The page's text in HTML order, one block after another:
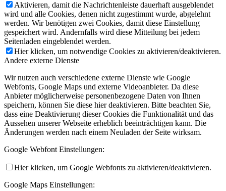
Aktivieren, damit die Nachrichtenleiste dauerhaft ausgeblendet
wird und alle Cookies, denen nicht zugestimmt wurde, abgelehnt
werden. Wir benötigen zwei Cookies, damit diese Einstellung
gespeichert wird. Andernfalls wird diese Mitteilung bei jedem
Seitenladen eingeblendet werden.
Hier klicken, um notwendige Cookies zu aktivieren/deaktivieren.
Andere externe Dienste
Wir nutzen auch verschiedene externe Dienste wie Google
Webfonts, Google Maps und externe Videoanbieter. Da diese
Anbieter möglicherweise personenbezogene Daten von Ihnen
speichern, können Sie diese hier deaktivieren. Bitte beachten Sie,
dass eine Deaktivierung dieser Cookies die Funktionalität und das
Aussehen unserer Webseite erheblich beeinträchtigen kann. Die
Änderungen werden nach einem Neuladen der Seite wirksam.
Google Webfont Einstellungen:
Hier klicken, um Google Webfonts zu aktivieren/deaktivieren.
Google Maps Einstellungen: